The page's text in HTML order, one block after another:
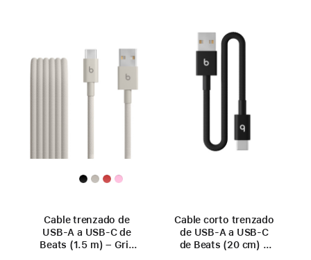
Cable trenzado de
USB-A a USB-C de
Beats (1.5 m) – Gris
Cable corto trenzado
de USB-A a USB-C
de Beats (20 cm) –